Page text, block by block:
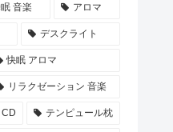
音楽 アロマ
デスクライト
快眠 アロマ
リラクゼーション 音楽
テンピュール枕